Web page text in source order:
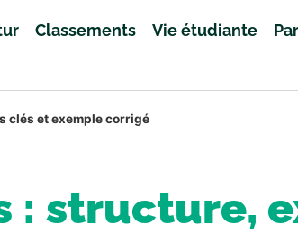
Classements Vie étudiante
clés et exemple corrigé
structure,